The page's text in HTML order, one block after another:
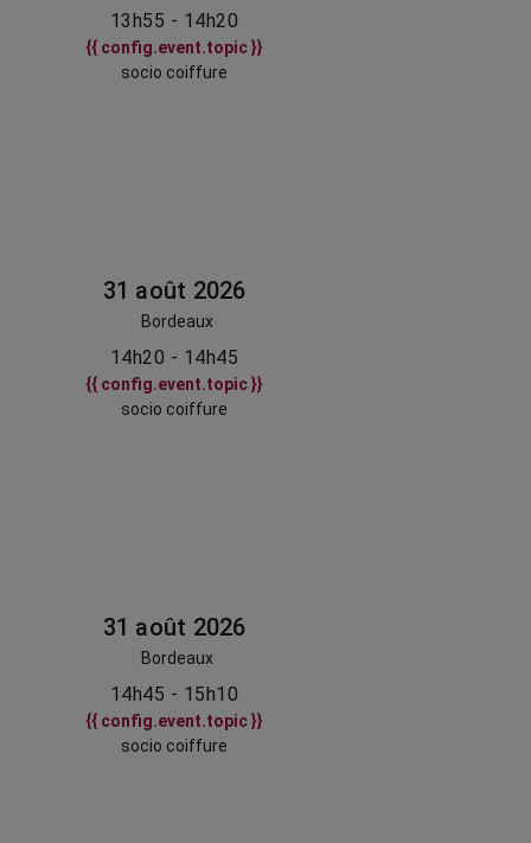
13h55 - 14h20
{{ config.event.topic }}
socio coiffure
31 août 2026
Bordeaux
14h20 - 14h45
{{ config.event.topic }}
socio coiffure
31 août 2026
Bordeaux
14h45 - 15h10
{{ config.event.topic }}
socio coiffure